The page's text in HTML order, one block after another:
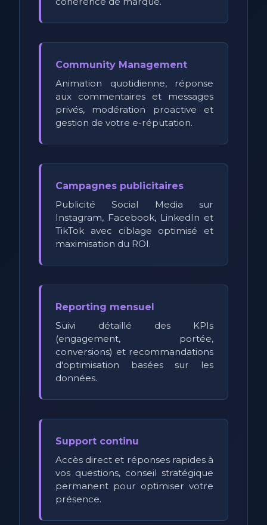
Community Management
Animation quotidienne, réponse
aux commentaires et messages
privés, modération proactive et
gestion de votre e-réputation.
Campagnes publicitaires
Publicité Social Media sur
Instagram, Facebook, LinkedIn et
TikTok avec ciblage optimisé et
maximisation du ROI.
Reporting mensuel
Suivi détaillé des KPIs
(engagement, portée,
conversions) et recommandations
d'optimisation basées sur les
données.
Support continu
Accès direct et réponses rapides à
vos questions, conseil stratégique
permanent pour optimiser votre
présence.